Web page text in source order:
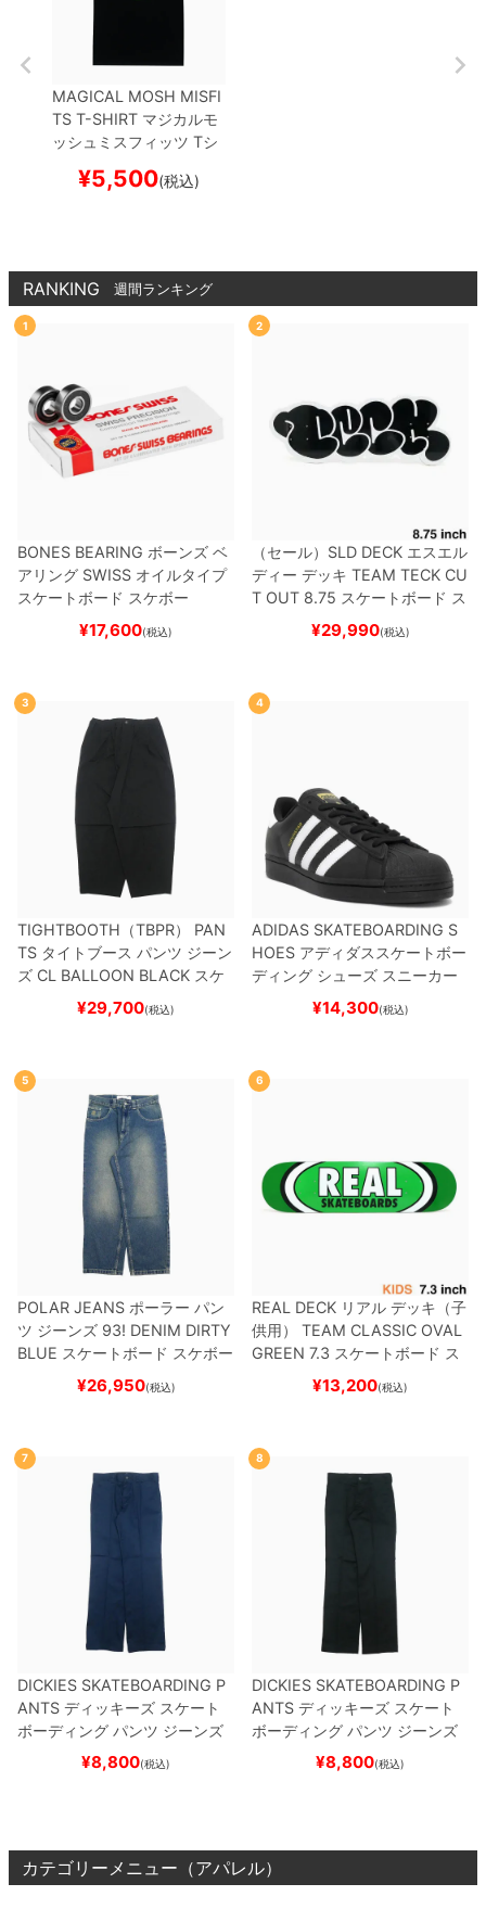
MAGICAL MOSH MISFI
TS T-SHIRT マジカルモ
ッシュミスフィッツ Tシ
MxXxMMMM MONSTE
¥5,500(税込)
RANKING 週間ランキング
1
BONES BEARING ボーンズ ベ
アリング SWISS オイルタイプ
スケートボード スケボー
¥17,600(税込)
2
（セール） SLD DECK エスエル
ディー デッキ TEAM TECK CU
T OUT 8.75 スケートボード ス
¥29,990(税込)
3
TIGHTBOOTH（TBPR） PAN
TS タイトブース パンツ ジーン
ズ CL BALLOON BLACK スケ
ートボード スケボー
¥29,700(税込)
4
ADIDAS SKATEBOARDING S
HOES アディダススケートボー
ディング シューズ スニーカー
スーパースター SUPERSTAR A
BLACK/WHITE/WHITE
ー
¥14,300(税込)
5
POLAR JEANS ポーラー パン
ツ ジーンズ 93! DENIM DIRTY
BLUE スケートボード スケボー
¥26,950(税込)
6
REAL DECK リアル デッキ（子
供用）
TEAM CLASSIC OVAL
GREEN 7.3 スケートボード ス
¥13,200(税込)
7
DICKIES SKATEBOARDING P
ANTS ディッキーズ スケート
ボーディング パンツ ジーンズ
SLIM FIT 30 LENGTH
スケートボード スケボ
¥8,800(税込)
8
DICKIES SKATEBOARDING P
ANTS ディッキーズ スケート
ボーディング パンツ ジーンズ
SLIM FIT 30 LENGTH
スケートボード スケボー
¥8,800(税込)
カテゴリーメニュー（アパレル）